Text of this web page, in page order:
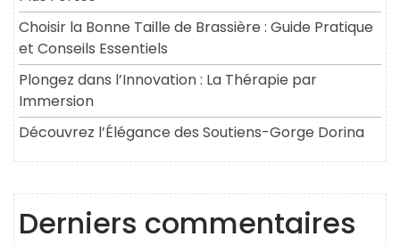
Choisir la Bonne Taille de Brassière : Guide Pratique
et Conseils Essentiels
Plongez dans l’Innovation : La Thérapie par
Immersion
Découvrez l’Élégance des Soutiens-Gorge Dorina
Derniers commentaires